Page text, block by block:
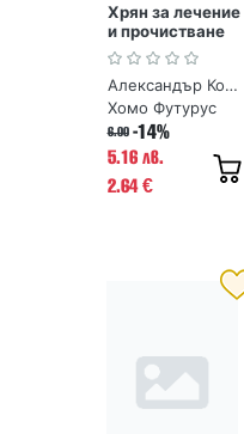
Хрян за лечение
и прочистване
Александър Кородецки
Хомо Футурус
6.00 -14%
5.16 лв.
2.64€